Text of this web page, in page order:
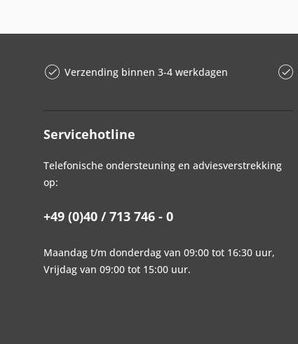
Verzending binnen 3-4 werkdagen
Servicehotline
Telefonische ondersteuning en adviesverstrekking
op:
+49 (0)40 / 713 746 - 0
Maandag t/m donderdag van 09:00 tot 16:30 uur,
Vrijdag van 09:00 tot 15:00 uur.